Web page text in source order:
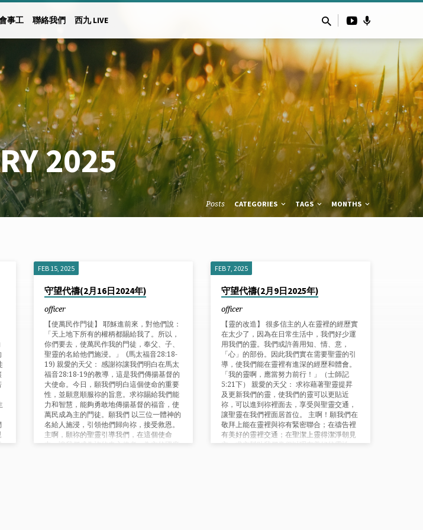
事工 聯絡我們 西九 LIVE
2025
Posts CATEGORIES TAGS MONTHS
FEB 15, 2025
守望代禱(2月16日2024年)
officer
【使萬民作門徒】 耶穌進前來，對他們說：
「天上地下所有的權柄都賜給我了。所以，
你們要去，使萬民作我的門徒，奉父、子、
聖靈的名給他們施浸。」 (馬太福音28:18-
19) 親愛的天父： 感謝祢讓我們明白在馬太
福音28:18-19的教導，這是我們傳揚基督的
大使命。今日，願我們明白這個使命的重要
性，並願意順服祢的旨意。求祢賜給我們能
力和智慧，能夠勇敢地傳揚基督的福音，使
萬民成為主的門徒。願我們 以三位一體神的
名給人施浸，引領他們歸向祢，接受救恩。
主啊，願祢的聖靈引導我們，在這個使命
中，讓我們成為祢的忠心使者，為主的國度
FEB 7, 2025
守望代禱(2月9日2025年)
officer
【靈的改造】 很多信主的人在靈裡的經歷實
在太少了，因為在日常生活中，我們好少運
用我們的靈。我們或許善用知、情、意，
「心」的部份。因此我們實在需要聖靈的引
導，使我們能在靈裡有進深的經歷和體會。
「我的靈啊，應當努力前行！」（士師記
5:21下） 親愛的天父： 求祢藉著聖靈提昇
及更新我們的靈，使我們的靈可以更貼近
祢，可以進到祢裡面去，享受與聖靈交通，
讓聖靈在我們裡面居首位。 主啊！願我們在
敬拜上能在靈裡與祢有緊密聯合；在禱告裡
有美好的靈裡交通；在聖潔上靈得潔淨朝見
主。求主幫助我們像但以理有美好的靈性，